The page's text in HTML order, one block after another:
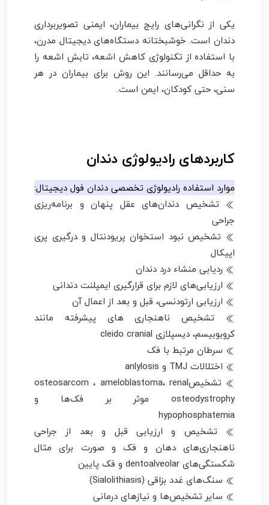
یکی از نگرانی‌های رایج بیماران، ایمنی تصویربرداری
دندان است. خوشبختانه دستگاه‌های دیجیتال مدرن،
با استفاده از تکنولوژی کاهش اشعه، تابش اشعه را
به حداقل می‌رسانند. این روش برای بیماران در هر
سنی، حتی کودکان، ایمن است.
کاربردهای رادیولوژی دندان
موارد استفاده رادیولوژی تخصصی دندان فول دیجیتال:
تشخیص دندان‌های عقل پنهان و برنامه‌ریزی
جراحی
تشخیص نبود استخوان پریودنتال و درگیری پری
اپیکال
ردیابی منشاء درد دندان
ارزیابی‌های لازم برای قرارگیری ایمپلنت دندانی
ارزیابی ارتودنسی، قبل و بعد از اعمال آن
تشخیص ناهنجاری های پیشرفته مانند
کروبوبیسم، دیسپلازی cleido cranial
سرطان مرتبط با فک
اختلالات TMJ و anlylosis
تشخیصosteosarcom ، ameloblastoma، renal
osteodystrophy موثر بر فک‌ها و
hypophosphatemia
تشخیص و ارزیابی قبل و بعد از جراحی
ناهنجاری‌های دهان و فک و صورت برای مثال
شکستگی‌های dentoalveolar و فک پایین
سنگ‌های غدد بزاقی (Sialolithiasis)
سایر تشخیص‌ها و نیازهای درمانی